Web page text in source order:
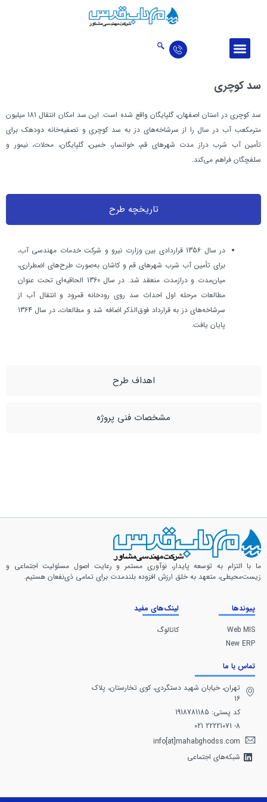
سد كوچري
سد كوچري در استان اصفهان، گلپايگان واقع شده است. این سد امکان انتقال 181 ميليون
مترمكعب آب در سال را از سرشاخه‌هاي دز به سد كوچري و تصفيه‌خانه دودهك برای
تأمين آب شرب دراز مدت شهرهاي قم، خوانسار، خمين، گلپايگان، محلات، نيمور و
سلفچگان فراهم می‌کند.
تاريخچه طرح
اهداف طرح
مشخصات فنی پروژه
در سال 1356 قراردادي بين وزارت نيرو و شركت خدمات مهندسي آب،
براي تأمين آب شرب شهرهاي قم و كاشان به‌صورت طرح‌هاي اضطراري،
ميان‌مدت و درازمدت منعقد شد. در سال 1360 الحاقيه‌اي تحت عنوان
مطالعات مرحله اول احداث سد روي رودخانه قمرود و انتقال آب از
سرشاخه‌هاي دز به قرارداد فوق‌الذكر اضافه شد و مطالعات، در سال 1364
پايان يافت.
ما با التزام به توسعه پایدار، نوآوری مستمر و رعایت اصول مسئولیت اجتماعی و
زیست‌محیطی، متعهد به خلق ارزش افزوده بلندمدت برای تمامی ذی‌نفعان هستیم.
پیوندها
Web MIS
New ERP
لینک‌های مفید
کاتالوگ
تماس با ما
تهران، خيابان شهيد دستگردی، كوی تخارستان، پلاک
16
کد پستی: 1918781185
8- 22221071 021
info[at]mahabghodss.com
شبکه‌های اجتماعی